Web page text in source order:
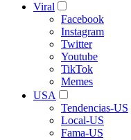
Viral
Facebook
Instagram
Twitter
Youtube
TikTok
Memes
USA
Tendencias-US
Local-US
Fama-US